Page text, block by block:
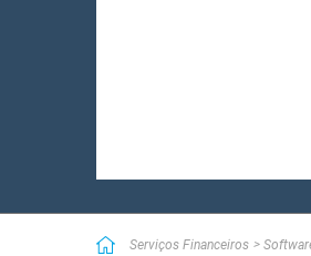
Serviços Financeiros